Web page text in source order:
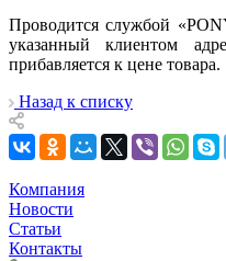
Проводится службой
указанный клиентом
прибавляется к цене товара.
Назад к списку
Компания
Новости
Статьи
Контакты